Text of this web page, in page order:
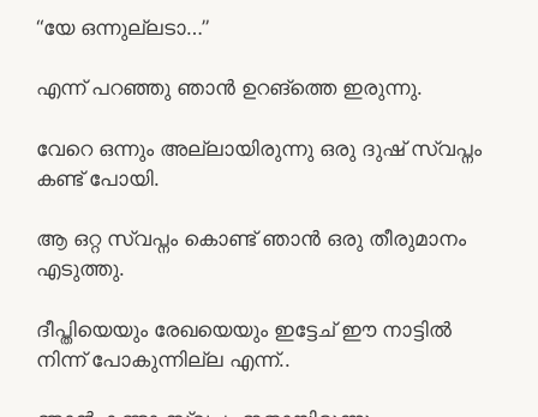
“യേ ഒന്നുല്ലടാ…”
എന്ന് പറഞ്ഞു ഞാൻ ഉറങ്ത്തെ ഇരുന്നു.
വേറെ ഒന്നും അല്ലായിരുന്നു ഒരു ദുഷ് സ്വപ്നം
കണ്ട് പോയി.
ആ ഒറ്റ സ്വപ്നം കൊണ്ട് ഞാൻ ഒരു തീരുമാനം
എടുത്തു.
ദീപ്തിയെയും രേഖയെയും ഇട്ടേച് ഈ നാട്ടിൽ
നിന്ന് പോകുന്നില്ല എന്ന്..